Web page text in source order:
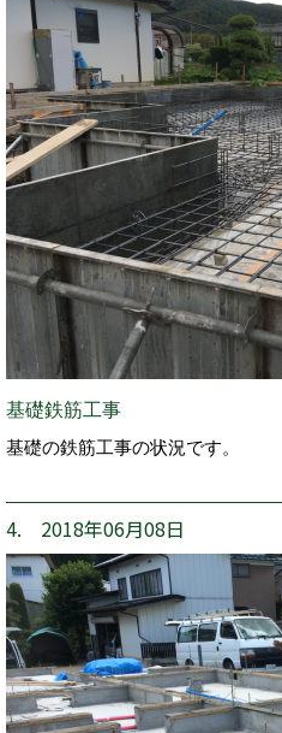
基礎鉄筋工事
基礎の鉄筋工事の状況です。
4. 2018年06月08日